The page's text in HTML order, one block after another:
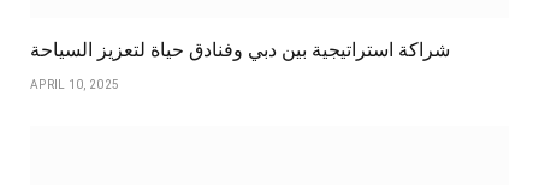
شراكة استراتيجية بين دبي وفنادق حياة لتعزيز السياحة
APRIL 10, 2025